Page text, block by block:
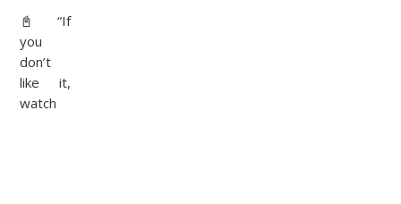
📓“If
you
don’t
like it,
watch